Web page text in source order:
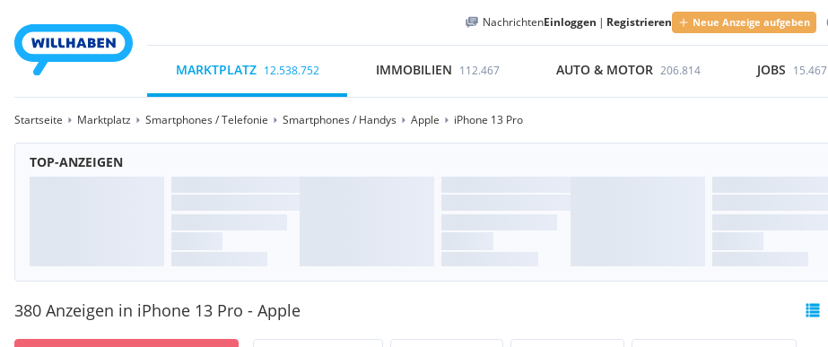
NachrichtenEinloggen | Registrieren Neue Anzeige aufgeben
MARKTPLATZ 12.538.752 IMMOBILIEN 112.467 AUTO & MOTOR 206.814 JOBS 15.467
Startseite Marktplatz Smartphones / Telefonie Smartphones / Handys Apple iPhone 13 Pro
TOP-ANZEIGEN
380 Anzeigen in iPhone 13 Pro - Apple